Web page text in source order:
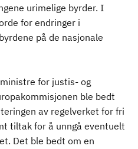
urimelige byrder. I
for endringer i
på de nasjonale
for justis- og
ble bedt
av regelverket for fri
tiltak for å unngå eventuelt
Det ble bedt om en